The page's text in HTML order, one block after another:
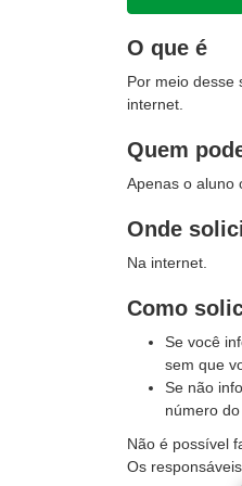
O que é
Por meio desse
internet.
Quem
Apenas o aluno
Onde
Na internet.
Como
Se você
sem que
Se não
número
Não é possível
Os